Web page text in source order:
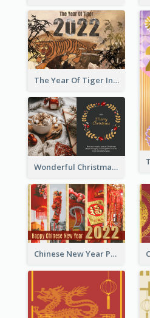
The Year Of Tiger Ink Illustration New Year Greeting Card
Wonderful Christmas Greeting Card
Chinese New Year Photo Greeting Card